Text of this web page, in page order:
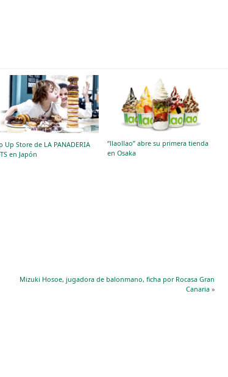
Up Store de LA PANADERIA
en Japón
“llaollao” abre su primera tienda
en Osaka
Mizuki Hosoe, jugadora de balonmano, ficha por Rocasa Gran
Canaria»